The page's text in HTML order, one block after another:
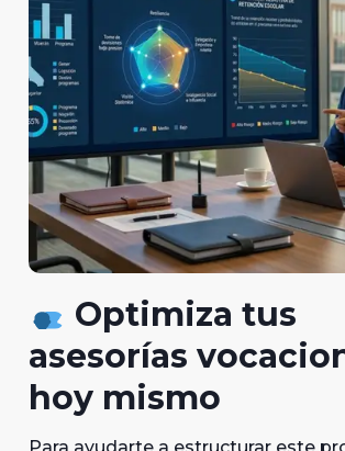
Optimiza tus
asesorías
hoy mismo